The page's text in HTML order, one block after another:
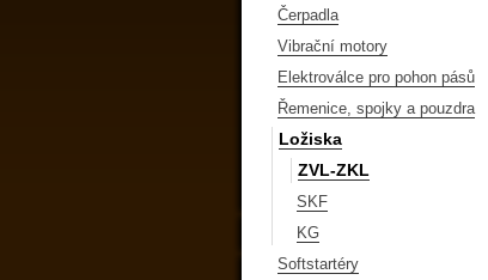
Čerpadla
Vibrační motory
Elektroválce pro pohon pásů
Řemenice, spojky a pouzdra
Ložiska
ZVL-ZKL
SKF
KG
Softstartéry